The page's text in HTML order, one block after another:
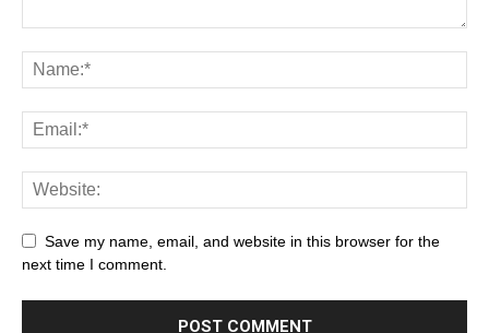
Save my name, email, and website in this browser for the
next time I comment.